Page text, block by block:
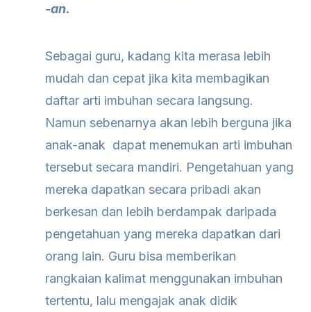
-an.
Sebagai guru, kadang kita merasa lebih
mudah dan cepat jika kita membagikan
daftar arti imbuhan secara langsung.
Namun sebenarnya akan lebih berguna jika
anak-anak dapat menemukan arti imbuhan
tersebut secara mandiri. Pengetahuan yang
mereka dapatkan secara pribadi akan
berkesan dan lebih berdampak daripada
pengetahuan yang mereka dapatkan dari
orang lain. Guru bisa memberikan
rangkaian kalimat menggunakan imbuhan
tertentu, lalu mengajak anak didik